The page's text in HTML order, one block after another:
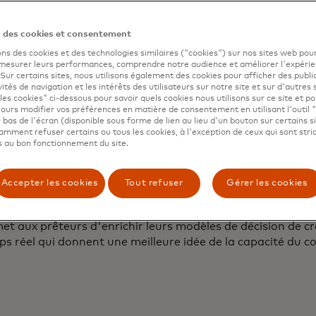
ressentent l'impact de l'incertitude économique
pourrait avoir sur eux. Dans le cadre d'une enquête
7 600 consommateurs aux États-Unis, au Canada, au
Allemagne et en Espagne sur leurs récentes
interrogées déclarent avoir été affectées par
temps, qu'il s'agisse d'achats importants comme une
transport ou la nourriture, les consommateurs
besoin. Les données bancaires ouvertes peuvent
au fond des choses.
permet aux consommateurs d'autoriser l'accès à
aux prêteurs d'enrichir leurs modèles de décision de
réel qui donnent une meilleure idée de la capacité du
cookies et consentement
des cookies et des technologies similaires ("cookies") sur nos sites web
leurs performances, comprendre notre audience et améliorer
certains sites, nous utilisons également des cookies pour afficher des
de navigation et les intérêts des utilisateurs sur notre site et sur d'autres
cookies" ci-dessous pour savoir quels cookies nous utilisons sur ce site et
modifier vos préférences en matière de consentement en utilisant l'outil
bas de l'écran (disponible sous forme de lien au lieu d'un bouton sur certains
refuser certains ou tous les cookies, à l'exception de ceux qui sont
au bon fonctionnement du site.
Accepter les cookies Tout refuser Gérer les cookies